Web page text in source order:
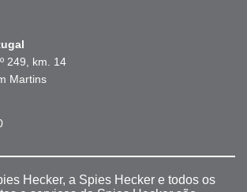
249, km. 14
Martins
Hecker, a Spies Hecker e todos os